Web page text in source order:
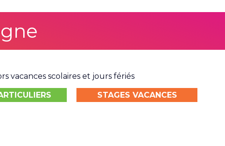
vacances scolaires et jours fériés
STAGES VACANCES